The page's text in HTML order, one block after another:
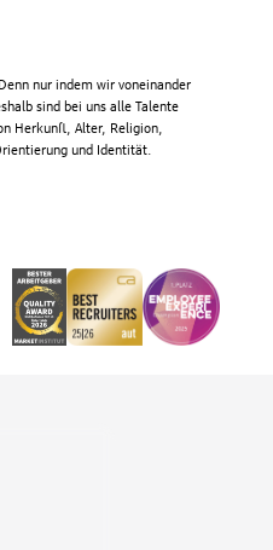
nur indem wir voneinander
sind bei uns alle Talente
Herkunft, Alter, Religion,
und Identität.